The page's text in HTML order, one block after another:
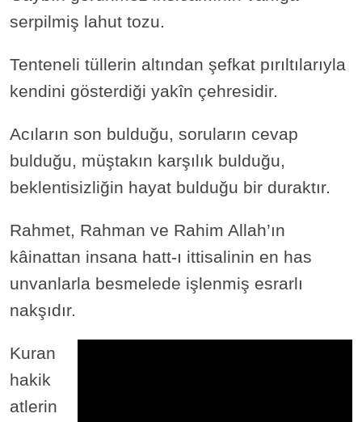
serpilmiş lahut tozu.
Tenteneli tüllerin altından şefkat pırıltılarıyla
kendini gösterdiği yakîn çehresidir.
Acıların son bulduğu, soruların cevap
bulduğu, müştakın karşılık bulduğu,
beklentisizliğin hayat bulduğu bir duraktır.
Rahmet, Rahman ve Rahim Allah’ın
kâinattan insana hatt-ı ittisalinin en has
unvanlarla besmelede işlenmiş esrarlı
nakşıdır.
Kuran
hakik
atlerin